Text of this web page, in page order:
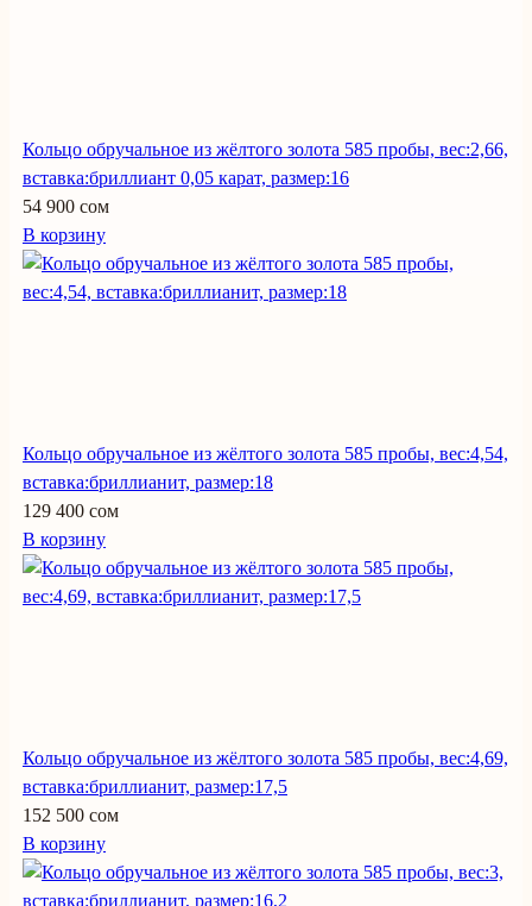
Кольцо обручальное из жёлтого золота 585 пробы, вес:2,66,
вставка:бриллиант 0,05 карат, размер:16
54 900 сом
В корзину
Кольцо обручальное из жёлтого золота 585 пробы, вес:4,54,
вставка:бриллианит, размер:18
129 400 сом
В корзину
Кольцо обручальное из жёлтого золота 585 пробы, вес:4,69,
вставка:бриллианит, размер:17,5
152 500 сом
В корзину